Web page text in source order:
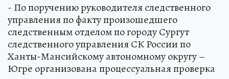
- По поручению руководителя следственного
управления по факту произошедшего
следственным отделом по городу Сургут
следственного управления СК России по
Ханты-Мансийскому автономному округу –
Югре организована процессуальная проверка